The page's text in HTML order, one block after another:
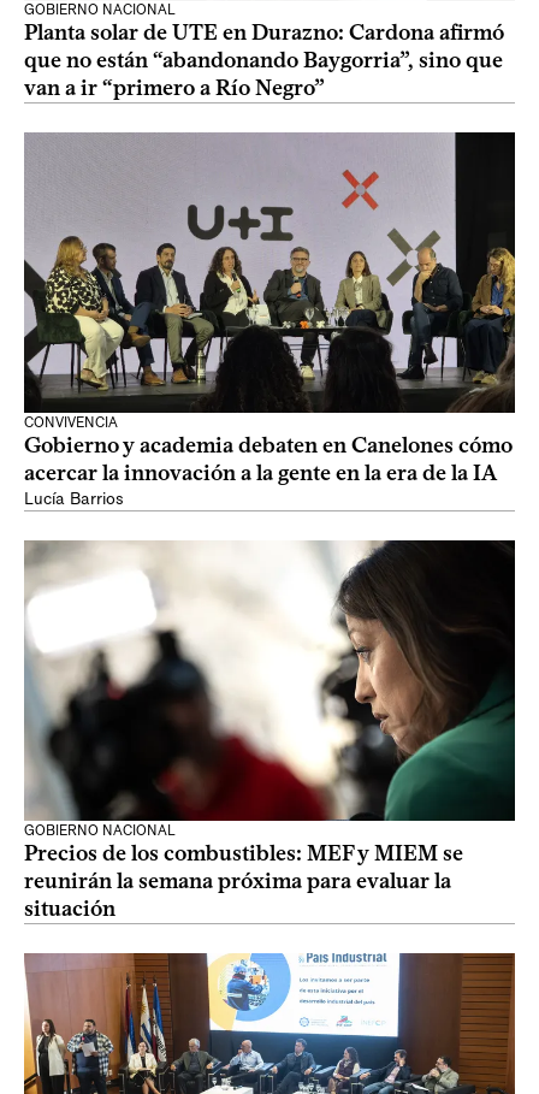
GOBIERNO NACIONAL
Planta solar de UTE en Durazno: Cardona afirmó
que no están “abandonando Baygorria”, sino que
van a ir “primero a Río Negro”
CONVIVENCIA
Gobierno y academia debaten en Canelones cómo
acercar la innovación a la gente en la era de la IA
Lucía Barrios
GOBIERNO NACIONAL
Precios de los combustibles: MEF y MIEM se
reunirán la semana próxima para evaluar la
situación